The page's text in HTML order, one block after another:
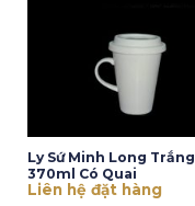
Ly Sứ Minh Long Trắng
370ml Có Quai
Liên hệ đặt hàng